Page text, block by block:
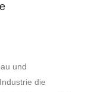
und
die